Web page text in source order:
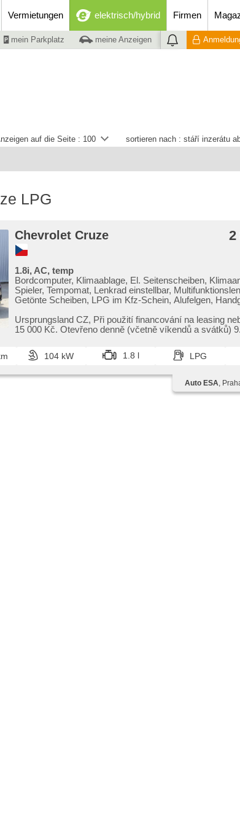
Vermietungen elektrisch/hybrid Firmen
mein Parkplatz meine Anzeigen
sortieren nach : stáří inzerátu
auf die Seite : 100
LPG
Chevrolet Cruze 2
1.8i, AC, temp
Bordcomputer, Klimaablage, El. Seitenscheiben,
Spieler, Tempomat, Lenkrad einstellbar,
Getönte Scheiben, LPG im Kfz-Schein, Alufelgen,
Funkfernbedienung, Elektronisches
Nebelscheinwerfer, ABS, parkovací senzory zadní,
Ursprungsland CZ,​ Při použití financování na leasing
15 000 Kč. Otevřeno denně (včetně víkendů a svátků)
104 kW 1.8 l LPG
Auto ESA,